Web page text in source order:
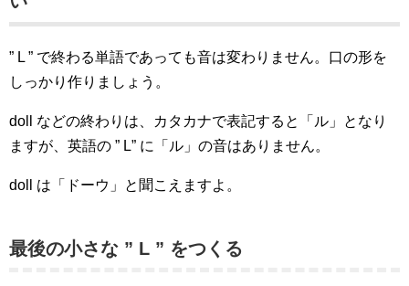
” L ” で終わる単語であっても音は変わりません。口の形を
しっかり作りましょう。
doll などの終わりは、カタカナで表記すると「ル」となり
ますが、英語の ” L” に「ル」の音はありません。
doll は「ドーウ」と聞こえますよ。
最後の小さな ” L ” をつくる